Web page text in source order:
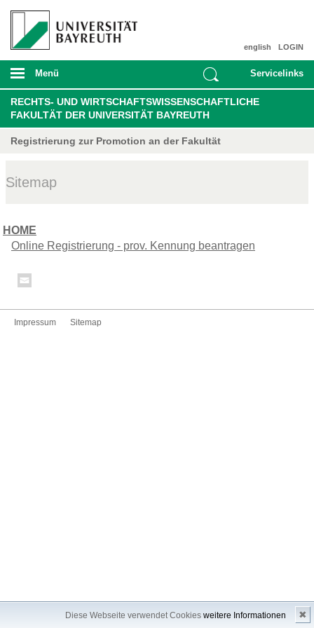
Diese Webseite verwendet Cookies weitere Informationen ✖
LOGIN
english
Menü Servicelinks
RECHTS- UND WIRTSCHAFTSWISSENSCHAFTLICHE
FAKULTÄT DER UNIVERSITÄT BAYREUTH
Registrierung zur Promotion an der Fakultät
Sitemap
HOME
Online Registrierung - prov. Kennung beantragen
Impressum Sitemap